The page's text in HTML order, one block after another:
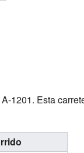
1201. Esta